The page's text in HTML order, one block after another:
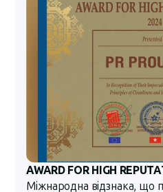
AWARD FOR HIGH
Міжнародна відзнака, що